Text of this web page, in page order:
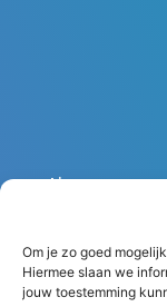
Om je zo goed
Hiermee slaan we
jouw toestemming
Algemene